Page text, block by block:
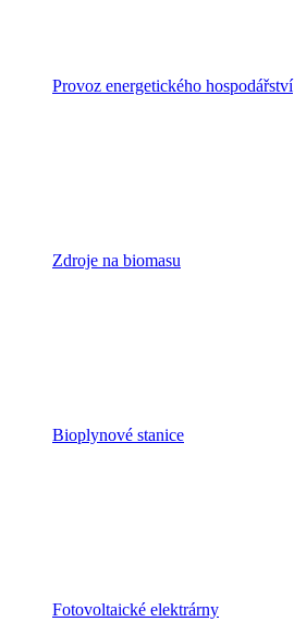
Provoz energetického hospodářství
Zdroje na biomasu
Bioplynové stanice
Fotovoltaické elektrárny